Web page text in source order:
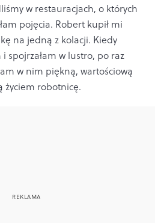
w restauracjach, o których
pojęcia. Robert kupił mi
na jedną z kolacji. Kiedy
i spojrzałam w lustro, po raz
w nim piękną, wartościową
życiem robotnicę.